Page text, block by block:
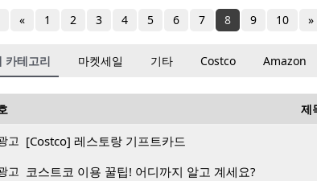
« 1 2 3 4 5 6 7 8 9 10 »
카테고리 마켓세일 기타 Costco Amazon
제
고 [Costco] 레스토랑 기프트카드
고 코스트코 이용 꿀팁! 어디까지 알고 계세요?